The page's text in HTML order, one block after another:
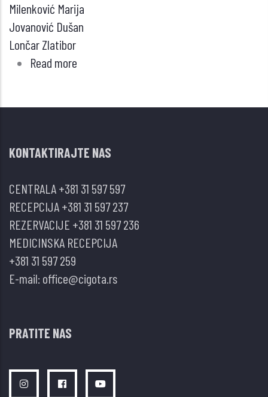
Milenković Marija
Jovanović Dušan
Lončar Zlatibor
Read more
II
u
predviđanju
ishoda
politraumatizovanih
KONTAKTIRAJTE NAS
CENTRALA+381 31 597 597
RECEPCIJA+381 31 597 237
REZERVACIJE +381 31 597 236
MEDICINSKA RECEPCIJA
+381 31 597 259
E-mail: office@cigota.rs
PRATITE NAS